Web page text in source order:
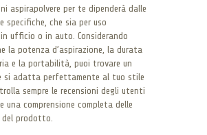
aspirapolvere per te dipenderà dalle
specifiche, che sia per uso
ufficio o in auto. Considerando
la potenza d’aspirazione, la durata
e la portabilità, puoi trovare un
si adatta perfettamente al tuo stile
sempre le recensioni degli utenti
una comprensione completa delle
prodotto.